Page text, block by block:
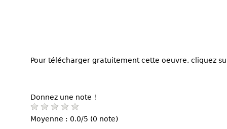
Pour télécharger gratuitement cette oeuvre, cliquez
Donnez une note !
Moyenne : 0.0/5 (0 note)